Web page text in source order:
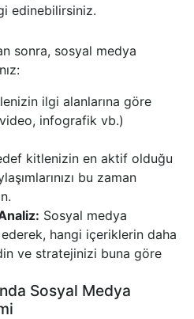
edinebilirsiniz.
sonra, sosyal medya
ilgi alanlarına göre
infografik vb.)
kitlenizin en aktif olduğu
bu zaman
Sosyal medya
ederek, hangi içeriklerin daha
ve stratejinizi buna göre
Sosyal Medya